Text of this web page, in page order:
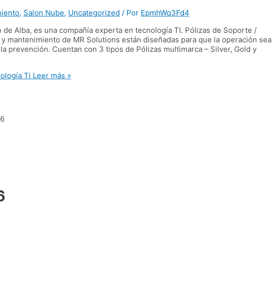
, Salon Nube, Uncategorized / Por EpmhWq3Fd4
Alba, es una compañía experta en tecnología TI. Pólizas de Soporte /
mantenimiento de MR Solutions están diseñadas para que la operación sea
prevención. Cuentan con 3 tipos de Pólizas multimarca – Silver, Gold y
Ti Leer más »